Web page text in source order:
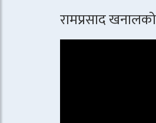
रामप्रसाद